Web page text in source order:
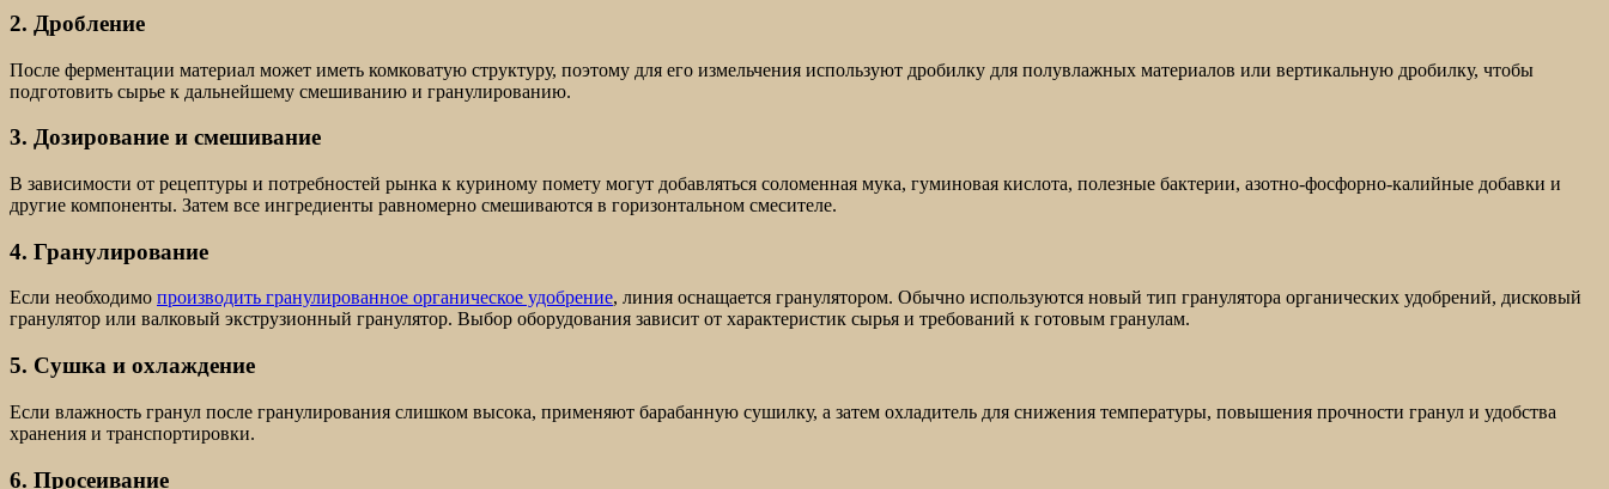
2. Дробление
После ферментации материал может иметь комковатую структуру, поэтому для его измельчения используют дробилку для полувлажных материалов или вертикальную дробилку, чтобы
подготовить сырье к дальнейшему смешиванию и гранулированию.
3. Дозирование и смешивание
В зависимости от рецептуры и потребностей рынка к куриному помету могут добавляться соломенная мука, гуминовая кислота, полезные бактерии, азотно-фосфорно-калийные добавки и
другие компоненты. Затем все ингредиенты равномерно смешиваются в горизонтальном смесителе.
4. Гранулирование
Если необходимо производить гранулированное органическое удобрение, линия оснащается гранулятором. Обычно используются новый тип гранулятора органических удобрений, дисковый
гранулятор или валковый экструзионный гранулятор. Выбор оборудования зависит от характеристик сырья и требований к готовым гранулам.
5. Сушка и охлаждение
Если влажность гранул после гранулирования слишком высока, применяют барабанную сушилку, а затем охладитель для снижения температуры, повышения прочности гранул и удобства
хранения и транспортировки.
6. Просеивание